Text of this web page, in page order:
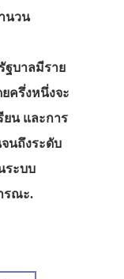
นวน
ฐบาลมีราย
ครึ่งหนึ่งจะ
น และการ
จนถึงระดับ
ระบบ
รณะ.